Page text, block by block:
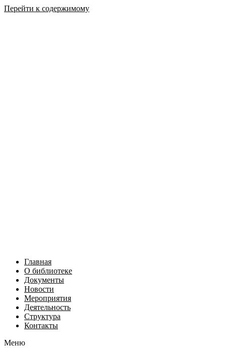
Перейти к содержимому
Главная
О библиотеке
Документы
Новости
Мероприятия
Деятельность
Структура
Контакты
Меню